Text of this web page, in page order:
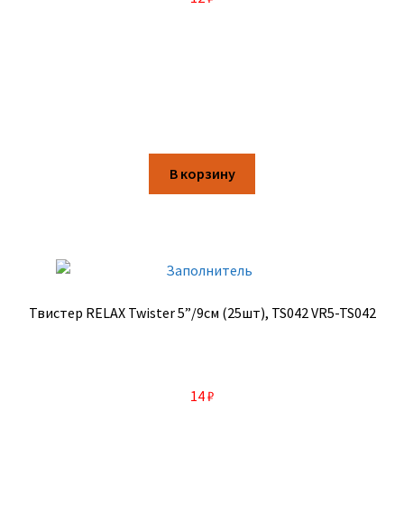
В корзину
Твистер RELAX Twister 5”/9см (25шт), TS042 VR5-TS042
14₽